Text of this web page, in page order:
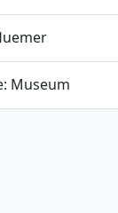
Museum